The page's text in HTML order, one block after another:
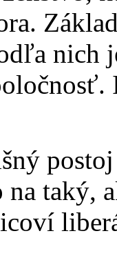
nich
na taký,